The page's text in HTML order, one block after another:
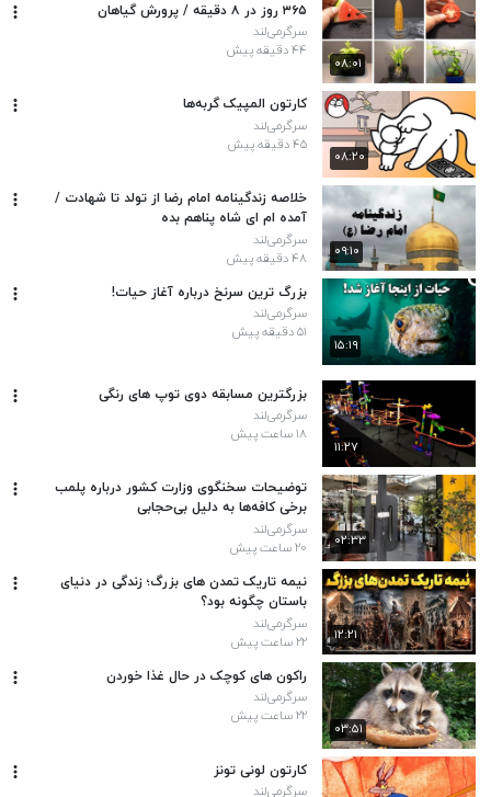
۰۸:۰۱
۳۶۵ روز در ۸ دقیقه / پرورش گیاهان
سرگرمی‌لند
۴۴ دقیقه پیش
۰۸:۲۰
کارتون المپیک گربه‌ها
سرگرمی‌لند
۴۵ دقیقه پیش
۰۹:۱۰
خلاصه زندگینامه امام رضا از تولد تا شهادت /
آمده ام ای شاه پناهم بده
سرگرمی‌لند
۴۸ دقیقه پیش
۱۵:۱۹
بزرگ ترین سرنخ درباره آغاز حیات!
سرگرمی‌لند
۵۱ دقیقه پیش
۱۱:۲۷
بزرگترین مسابقه دوی توپ های رنگی
سرگرمی‌لند
۱۸ ساعت پیش
۰۲:۳۳
توضیحات سخنگوی وزارت کشور درباره پلمب
برخی کافه‌ها به دلیل بی‌حجابی
سرگرمی‌لند
۲۰ ساعت پیش
۱۲:۲۱
نیمه تاریک تمدن های بزرگ؛ زندگی در دنیای
باستان چگونه بود؟
سرگرمی‌لند
۲۲ ساعت پیش
۰۳:۵۱
راکون های کوچک در حال غذا خوردن
سرگرمی‌لند
۲۲ ساعت پیش
کارتون لونی تونز
سرگرمی‌لند